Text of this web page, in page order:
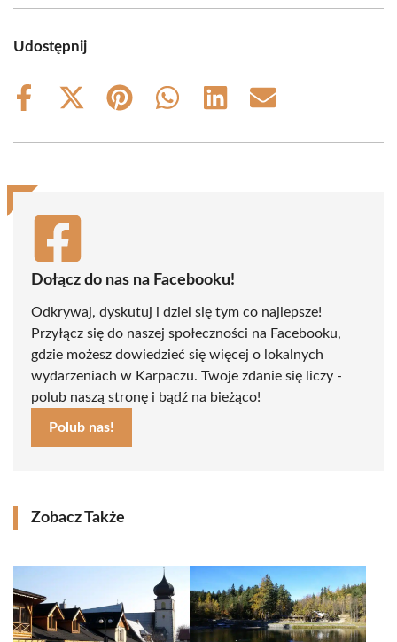
Udostępnij
Share
Share
(Twitter)
Share
Share
Share
Share
Dołącz do nas na Facebooku!
Odkrywaj, dyskutuj i dziel się tym co najlepsze!
Przyłącz się do naszej społeczności na Facebooku,
gdzie możesz dowiedzieć się więcej o lokalnych
wydarzeniach w Karpaczu. Twoje zdanie się liczy -
polub naszą stronę i bądź na bieżąco!
Polub nas!
Zobacz Także